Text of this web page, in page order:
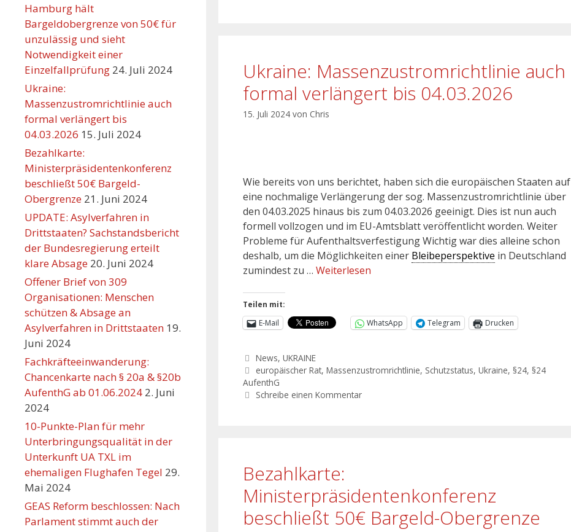
Ukraine: Massenzustromrichtlinie auch
formal verlängert bis 04.03.2026
15. Juli 2024 von Chris
Wie bereits von uns berichtet, haben sich die europäischen Staaten auf
eine nochmalige Verlängerung der sog. Massenzustromrichtlinie über
den 04.03.2025 hinaus bis zum 04.03.2026 geeinigt. Dies ist nun auch
formell vollzogen und im EU-Amtsblatt veröffentlicht worden. Weiter
Probleme für Aufenthaltsverfestigung Wichtig war dies alleine schon
deshalb, um die Möglichkeiten einer Bleibeperspektive in Deutschland
zumindest zu … Weiterlesen
Teilen mit:
E-Mail
WhatsApp Telegram Drucken
News,UKRAINE
europäischer Rat,Massenzustromrichtlinie, Schutzstatus,Ukraine, §24, §24
AufenthG
Schreibe einen Kommentar
Bezahlkarte:
Ministerpräsidentenkonferenz
beschließt 50€ Bargeld-Obergrenze
Hamburg hält
Bargeldobergrenze von 50€ für
unzulässig und sieht
Notwendigkeit einer
Einzelfallprüfung 24. Juli 2024
Ukraine:
Massenzustromrichtlinie auch
formal verlängert bis
04.03.2026 15. Juli 2024
Bezahlkarte:
Ministerpräsidentenkonferenz
beschließt 50€ Bargeld-
Obergrenze 21. Juni 2024
UPDATE: Asylverfahren in
Drittstaaten? Sachstandsbericht
der Bundesregierung erteilt
klare Absage 20. Juni 2024
Offener Brief von 309
Organisationen: Menschen
schützen & Absage an
Asylverfahren in Drittstaaten 19.
Juni 2024
Fachkräfteeinwanderung:
Chancenkarte nach § 20a & §20b
AufenthG ab 01.06.2024 2. Juni
2024
10-Punkte-Plan für mehr
Unterbringungsqualität in der
Unterkunft UA TXL im
ehemaligen Flughafen Tegel 29.
Mai 2024
GEAS Reform beschlossen: Nach
Parlament stimmt auch der